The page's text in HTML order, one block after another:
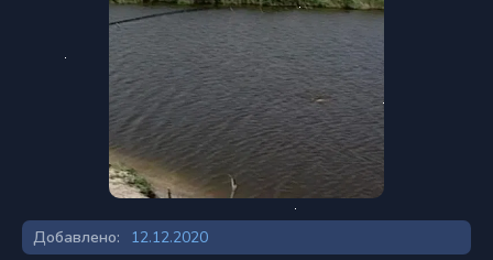
Добавлено:
12.12.2020